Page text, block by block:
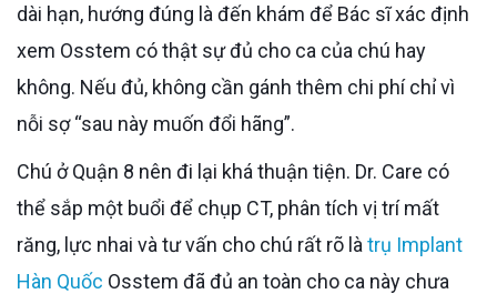
dài hạn, hướng đúng là đến khám để Bác sĩ xác định
xem Osstem có thật sự đủ cho ca của chú hay
không. Nếu đủ, không cần gánh thêm chi phí chỉ vì
nỗi sợ “sau này muốn đổi hãng”.
Chú ở Quận 8 nên đi lại khá thuận tiện. Dr. Care có
thể sắp một buổi để chụp CT, phân tích vị trí mất
răng, lực nhai và tư vấn cho chú rất rõ là trụ Implant
Hàn Quốc Osstem đã đủ an toàn cho ca này chưa